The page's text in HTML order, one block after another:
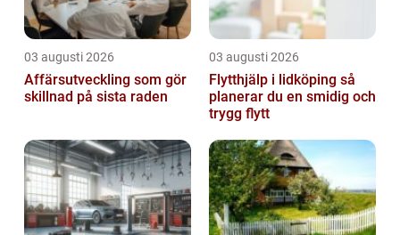
03 augusti 2026
Affärsutveckling som gör
skillnad på sista raden
03 augusti 2026
Flytthjälp i lidköping så
planerar du en smidig och
trygg flytt